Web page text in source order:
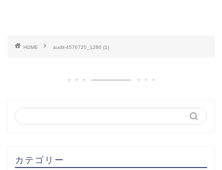
HOME audit-4576720_1280 (1)
カテゴリー